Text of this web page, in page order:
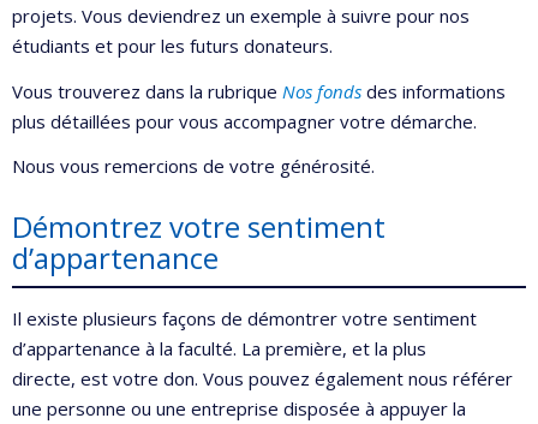
projets. Vous deviendrez un exemple à suivre pour nos
étudiants et pour les futurs donateurs.
Vous trouverez dans la rubrique Nos fonds des informations
plus détaillées pour vous accompagner votre démarche.
Nous vous remercions de votre générosité.
Démontrez votre sentiment
d’appartenance
Il existe plusieurs façons de démontrer votre sentiment
d’appartenance à la faculté. La première, et la plus
directe, est votre don. Vous pouvez également nous référer
une personne ou une entreprise disposée à appuyer la